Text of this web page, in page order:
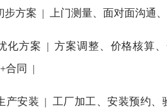
案 | 上门测量、面对面沟通
方案 | 方案调整、价格核算、
合同 |
安装 | 工厂加工、安装预约、